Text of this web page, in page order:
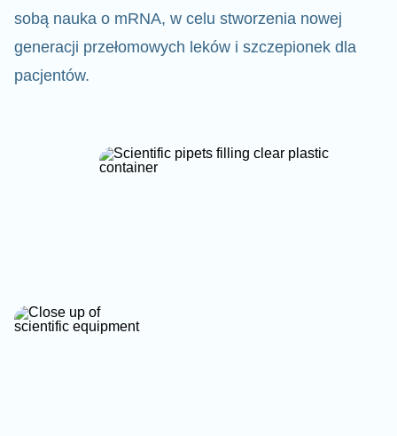
sobą nauka o mRNA, w celu stworzenia nowej
generacji przełomowych leków i szczepionek dla
pacjentów.